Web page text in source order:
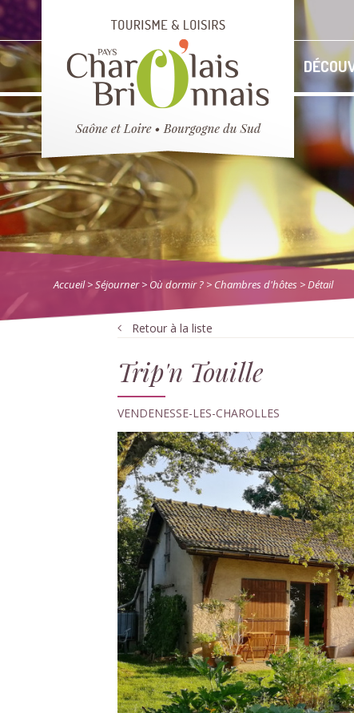
Accueil> Séjourner> Où dormir ? > Chambres d'hôtes > Détail
Retour à la liste
Trip'n Touille
VENDENESSE-LES-CHAROLLES